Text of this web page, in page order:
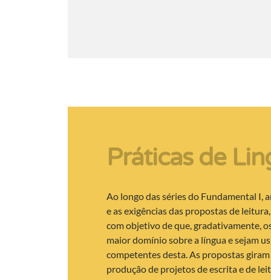
Práticas de
Ao longo das séries do Fundamental I,
e as exigências das propostas de
com objetivo de que, gradativamente,
maior domínio sobre a língua e sejam
competentes desta. As propostas
produção de projetos de escrita e de